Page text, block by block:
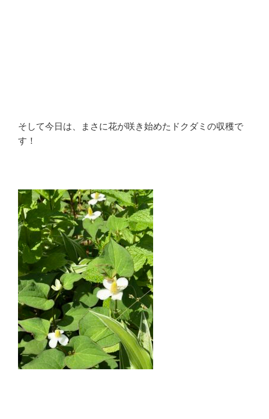
そして今日は、まさに花が咲き始めたドクダミの収穫で
す！